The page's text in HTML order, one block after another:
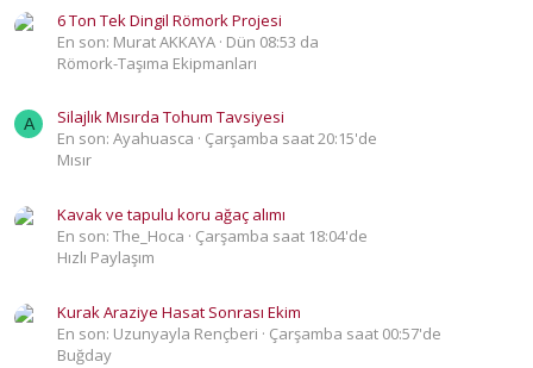
6 Ton Tek Dingil Römork Projesi
En son: Murat AKKAYA Dün 08:53 da
Römork-Taşıma Ekipmanları
A
Silajlık Mısırda Tohum Tavsiyesi
En son: Ayahuasca
Çarşamba saat 20:15'de
Mısır
Kavak ve tapulu koru ağaç alımı
En son: The_Hoca
Çarşamba saat 18:04'de
Hızlı Paylaşım
Kurak Araziye Hasat Sonrası Ekim
En son: Uzunyayla Rençberi
Çarşamba saat 00:57'de
Buğday